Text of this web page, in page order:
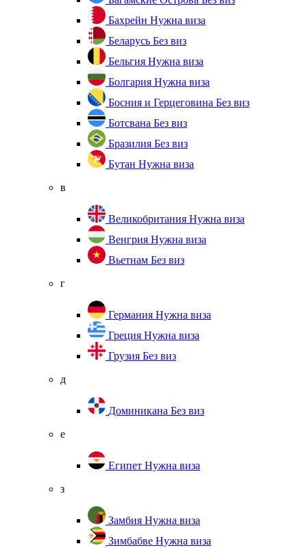
Бахрейн Нужна виза
Беларусь Без виз
Бельгия Нужна виза
Болгария Нужна виза
Босния и Герцеговина Без виз
Ботсвана Без виз
Бразилия Без виз
Бутан Нужна виза
в
Великобритания Нужна виза
Венгрия Нужна виза
Вьетнам Без виз
г
Германия Нужна виза
Греция Нужна виза
Грузия Без виз
д
Доминикана Без виз
е
Египет Нужна виза
з
Замбия Нужна виза
Зимбабве Нужна виза